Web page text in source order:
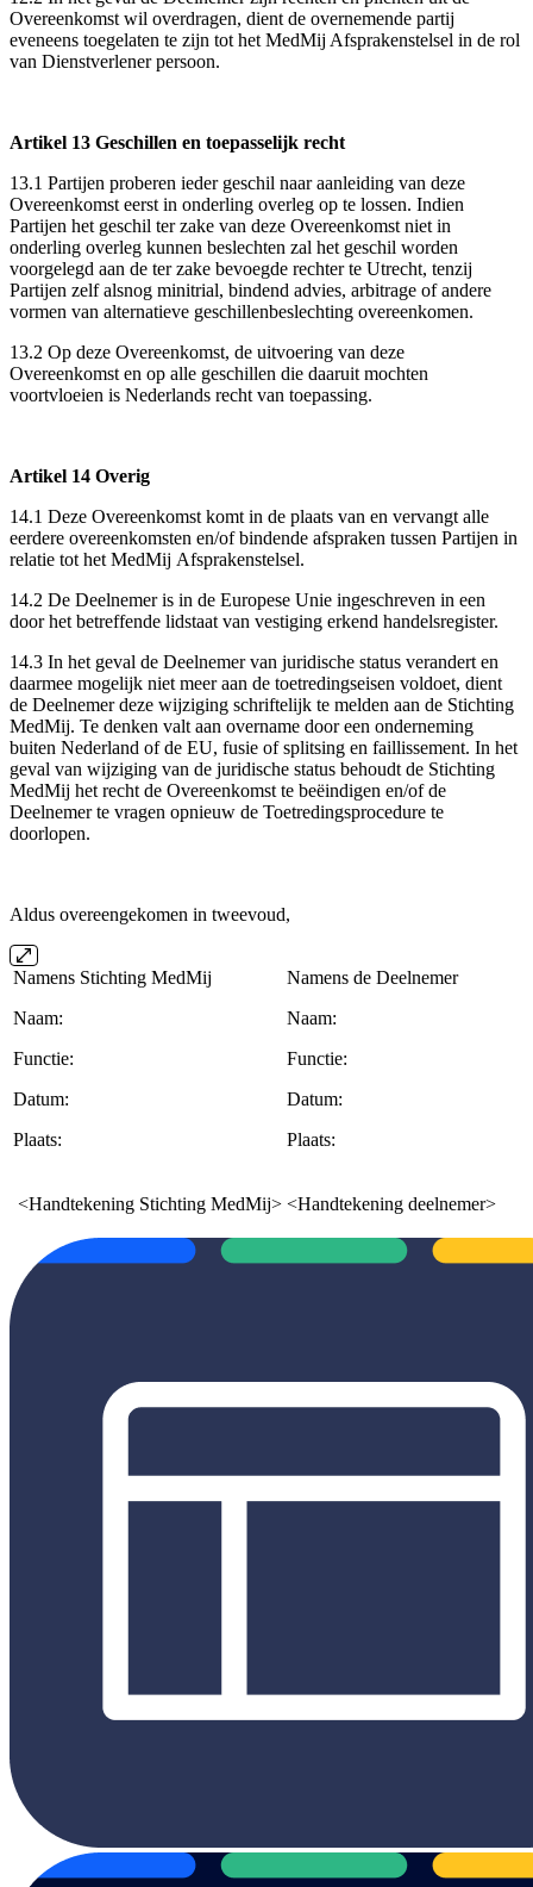
Overeenkomst wil overdragen, dient de overnemende partij
eveneens toegelaten te zijn tot het MedMij Afsprakenstelsel in de rol
van Dienstverlener persoon.
Artikel 13 Geschillen en toepasselijk recht
13.1 Partijen proberen ieder geschil naar aanleiding van deze
Overeenkomst eerst in onderling overleg op te lossen. Indien
Partijen het geschil ter zake van deze Overeenkomst niet in
onderling overleg kunnen beslechten zal het geschil worden
voorgelegd aan de ter zake bevoegde rechter te Utrecht, tenzij
Partijen zelf alsnog minitrial, bindend advies, arbitrage of andere
vormen van alternatieve geschillenbeslechting overeenkomen.
13.2 Op deze Overeenkomst, de uitvoering van deze
Overeenkomst en op alle geschillen die daaruit mochten
voortvloeien is Nederlands recht van toepassing.
Artikel 14 Overig
14.1 Deze Overeenkomst komt in de plaats van en vervangt alle
eerdere overeenkomsten en/of bindende afspraken tussen Partijen in
relatie tot het MedMij Afsprakenstelsel.
14.2 De Deelnemer is in de Europese Unie ingeschreven in een
door het betreffende lidstaat van vestiging erkend handelsregister.
14.3 In het geval de Deelnemer van juridische status verandert en
daarmee mogelijk niet meer aan de toetredingseisen voldoet, dient
de Deelnemer deze wijziging schriftelijk te melden aan de Stichting
MedMij. Te denken valt aan overname door een onderneming
buiten Nederland of de EU, fusie of splitsing en faillissement. In het
geval van wijziging van de juridische status behoudt de Stichting
MedMij het recht de Overeenkomst te beëindigen en/of de
Deelnemer te vragen opnieuw de Toetredingsprocedure te
doorlopen.
Aldus overeengekomen in tweevoud,
Namens Stichting MedMij
Naam:
Functie:
Datum:
Plaats:
Namens de Deelnemer
Naam:
Functie:
Datum:
Plaats:
<Handtekening Stichting MedMij> <Handtekening deelnemer>